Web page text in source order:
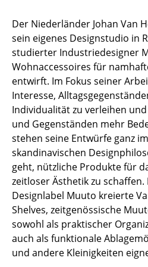
Couchtische
Schreibtische
Sekretäre & PC-Tische
Konferenztische
Stehtische & Stehpulte
Kindertische
Gartentische
Servierwagen
Einzelteile
... alle Tische
Aufbewahren
Der Niederländer Johan Van
sein eigenes Designstudio in
studierter Industriedesigner
Wohnaccessoires für
entwirft. Im Fokus seiner
Interesse,
Individualität zu verleihen
und Gegenständen mehr
stehen seine Entwürfe ganz
skandinavischen
geht, nützliche Produkte für
zeitloser Ästhetik zu schaffen.
Designlabel Muuto kreierte
Shelves, zeitgenössische
sowohl als praktischer
auch als funktionale
und andere Kleinigkeiten